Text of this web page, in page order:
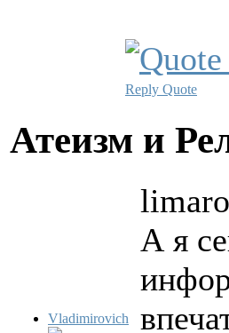
Reply Quote
Атеизм и
Vladimirovich
А я